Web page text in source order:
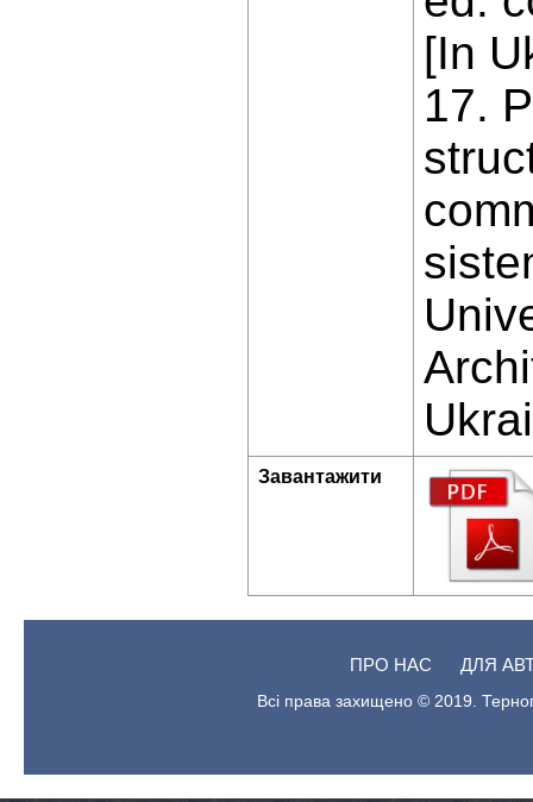
[In
17.
Завантажити
ПРО НАС ДЛЯ
Всі права захищено © 2019.